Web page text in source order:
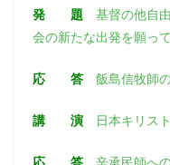
発 題
基督の他自
会の新たな出発を願
応 答 飯島信牧師
講 演 日本キリス